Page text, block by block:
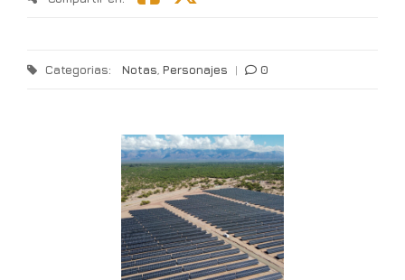
Categorias: Notas Personajes | 0